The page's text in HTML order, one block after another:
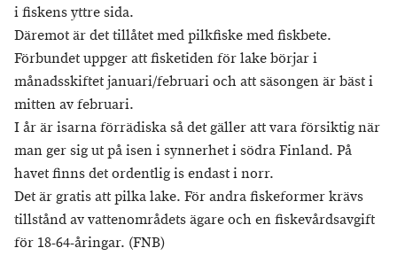
i fiskens yttre sida.
Däremot är det tillåtet med pilkfiske med fiskbete.
Förbundet uppger att fisketiden för lake börjar i
månadsskiftet januari/februari och att säsongen är bäst i
mitten av februari.
I år är isarna förrädiska så det gäller att vara försiktig när
man ger sig ut på isen i synnerhet i södra Finland. På
havet finns det ordentlig is endast i norr.
Det är gratis att pilka lake. För andra fiskeformer krävs
tillstånd av vattenområdets ägare och en fiskevårdsavgift
för 18-64-åringar. (FNB)